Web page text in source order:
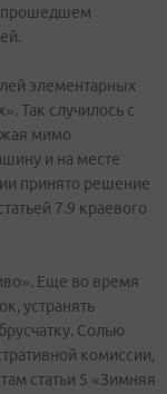
прошедшем
элементарных
Так случилось с
мимо
и на месте
принято решение
7.9 краевого
Еще во время
устранять
Солью
комиссии,
статьи 5 «Зимняя